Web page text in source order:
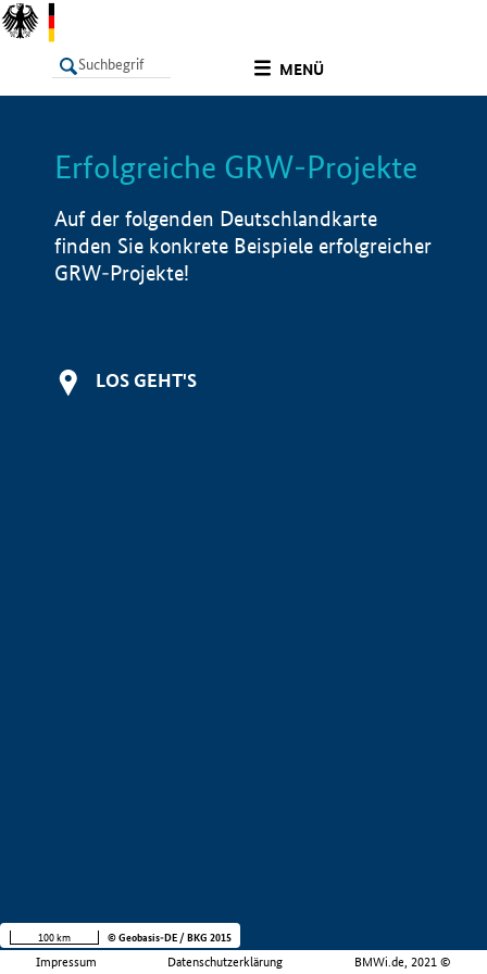
MENÜ
LISTE Info
Erfolgreiche GRW-Projekte
Auf der folgenden Deutschlandkarte
finden Sie konkrete Beispiele erfolgreicher
GRW-Projekte!
LOS GEHT'S
Impressum Datenschutzerklärung BMWi.de, 2021 ©
100 km © Geobasis-DE / BKG 2015